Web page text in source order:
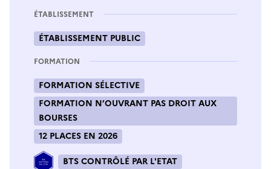
ÉTABLISSEMENT
ÉTABLISSEMENT PUBLIC
FORMATION
FORMATION SÉLECTIVE
FORMATION N’OUVRANT PAS DROIT AUX
BOURSES
12 PLACES EN 2026
BTS CONTRÔLÉ PAR L'ETAT